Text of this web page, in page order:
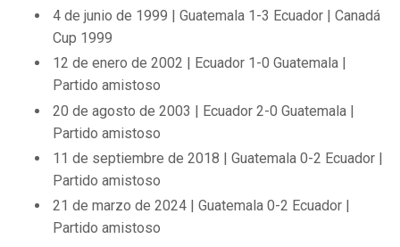
4 de junio de 1999 | Guatemala 1-3 Ecuador | Canadá
Cup 1999
12 de enero de 2002 | Ecuador 1-0 Guatemala |
Partido amistoso
20 de agosto de 2003 | Ecuador 2-0 Guatemala |
Partido amistoso
11 de septiembre de 2018 | Guatemala 0-2 Ecuador |
Partido amistoso
21 de marzo de 2024 | Guatemala 0-2 Ecuador |
Partido amistoso